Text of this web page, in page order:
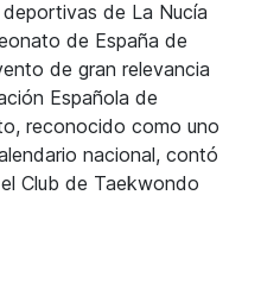
de La Nucía
de España de
de gran relevancia
Española de
reconocido como uno
nacional, contó
Club de Taekwondo